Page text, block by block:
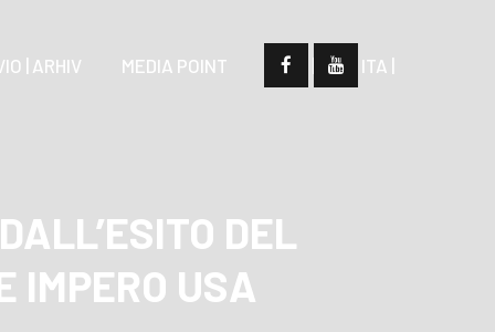
| ARHIV MEDIA POINT | SLO | | ITA |
DEL
IMPERO USA